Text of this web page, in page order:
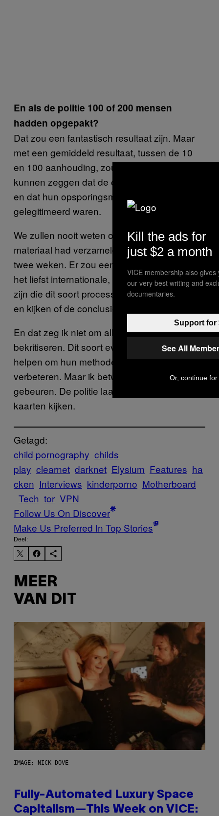
En als de politie 100 of 200 mensen
hadden opgepakt?
Dat zou een fantastisch resultaat zijn. Maar
met een gemiddeld resultaat, tussen de 10
en 100 aanhouding, zou de politie ook nog
kunnen zeggen dat de operatie geslaagd is
en dat hun opsporingsmethodes
gelegitimeerd waren.
We zullen nooit weten of de politie al genoeg
materiaal had verzameld na vijf maanden of
twee weken. Er zou een onafhankelijke, en
het liefst internationale, organisatie moeten
zijn die dit soort processen zou controleren
en kijken of de conclusies juist waren.
En dat zeg ik niet om alleen de politie de
bekritiseren. Dit soort evaluaties zou ze ook
helpen om hun methodes te checken en te
verbeteren. Maar ik betwijfel of dat echt gaat
gebeuren. De politie laat zich niet kraag in de
kaarten kijken.
Getagd:
child pornography childs
play clearnet darknet Elysium Features ha
cken Interviews kinderporno Motherboard
Tech tor VPN
Follow Us On Discover
Make Us Preferred In Top Stories
Deel:
MEER
VAN DIT
IMAGE: NICK DOVE
Fully-Automated Luxury Space
Capitalism—This Week on VICE:
Kill the ads for
just $2 a month
VICE membership also gives
our very best writing and
documentaries.
Support for
See All
Or, continue for